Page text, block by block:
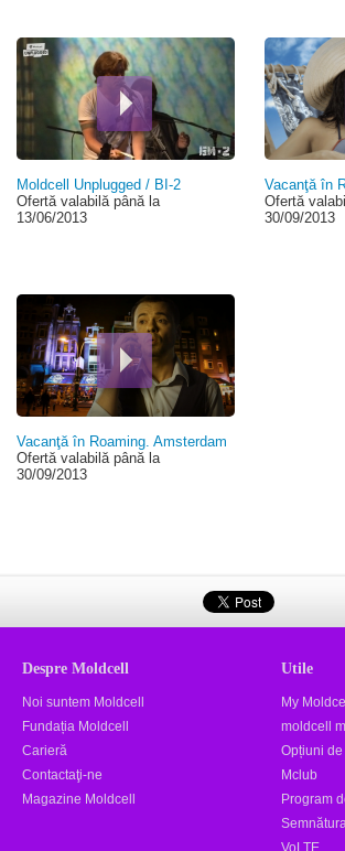
Moldcell Unplugged / BI-2
Ofertă valabilă până la
13/06/2013
Vacanţă în
Ofertă
30/09/2013
Vacanţă în Roaming. Amsterdam
Ofertă valabilă până la
30/09/2013
Despre Moldcell
Noi suntem Moldcell
Fundația Moldcell
Carieră
Contactaţi-ne
Magazine Moldcell
Utile
My Moldcell
moldcell
Opțiuni
Mclub
Program
VoLTE